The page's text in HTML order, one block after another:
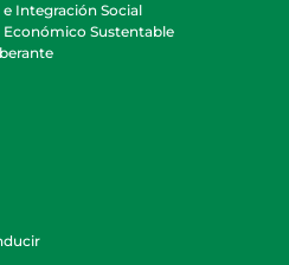
Integración Social
Económico Sustentable